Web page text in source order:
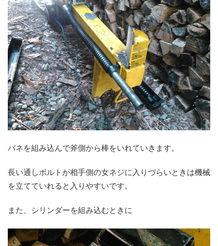
バネを組み込んで斧側から棒をいれていきます。
長い通しボルトが相手側の女ネジに入りづらいときは機械
を立てていれると入りやすいです。
また、シリンダーを組み込むときに